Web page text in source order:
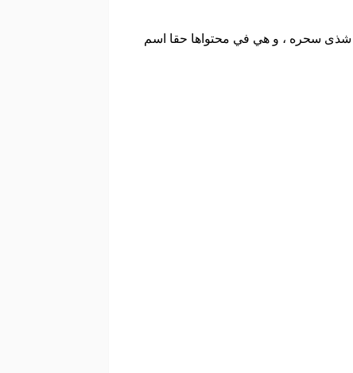
شذى سحره ، و هي في محتواها حقا اسم